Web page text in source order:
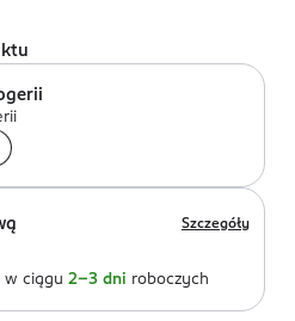
Szczegóły
w ciągu 2-3 dni roboczych